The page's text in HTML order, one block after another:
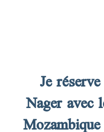
Je
Nager avec